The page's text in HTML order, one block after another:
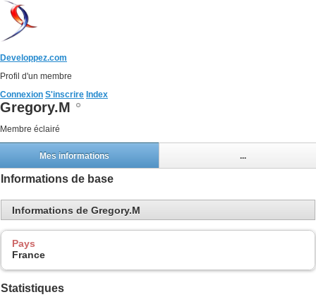
Developpez.com
Profil d'un membre
Connexion S'inscrire Index
Gregory.M
Membre éclairé
Mes informations ...
Informations de base
Informations de Gregory.M
Pays
France
Statistiques